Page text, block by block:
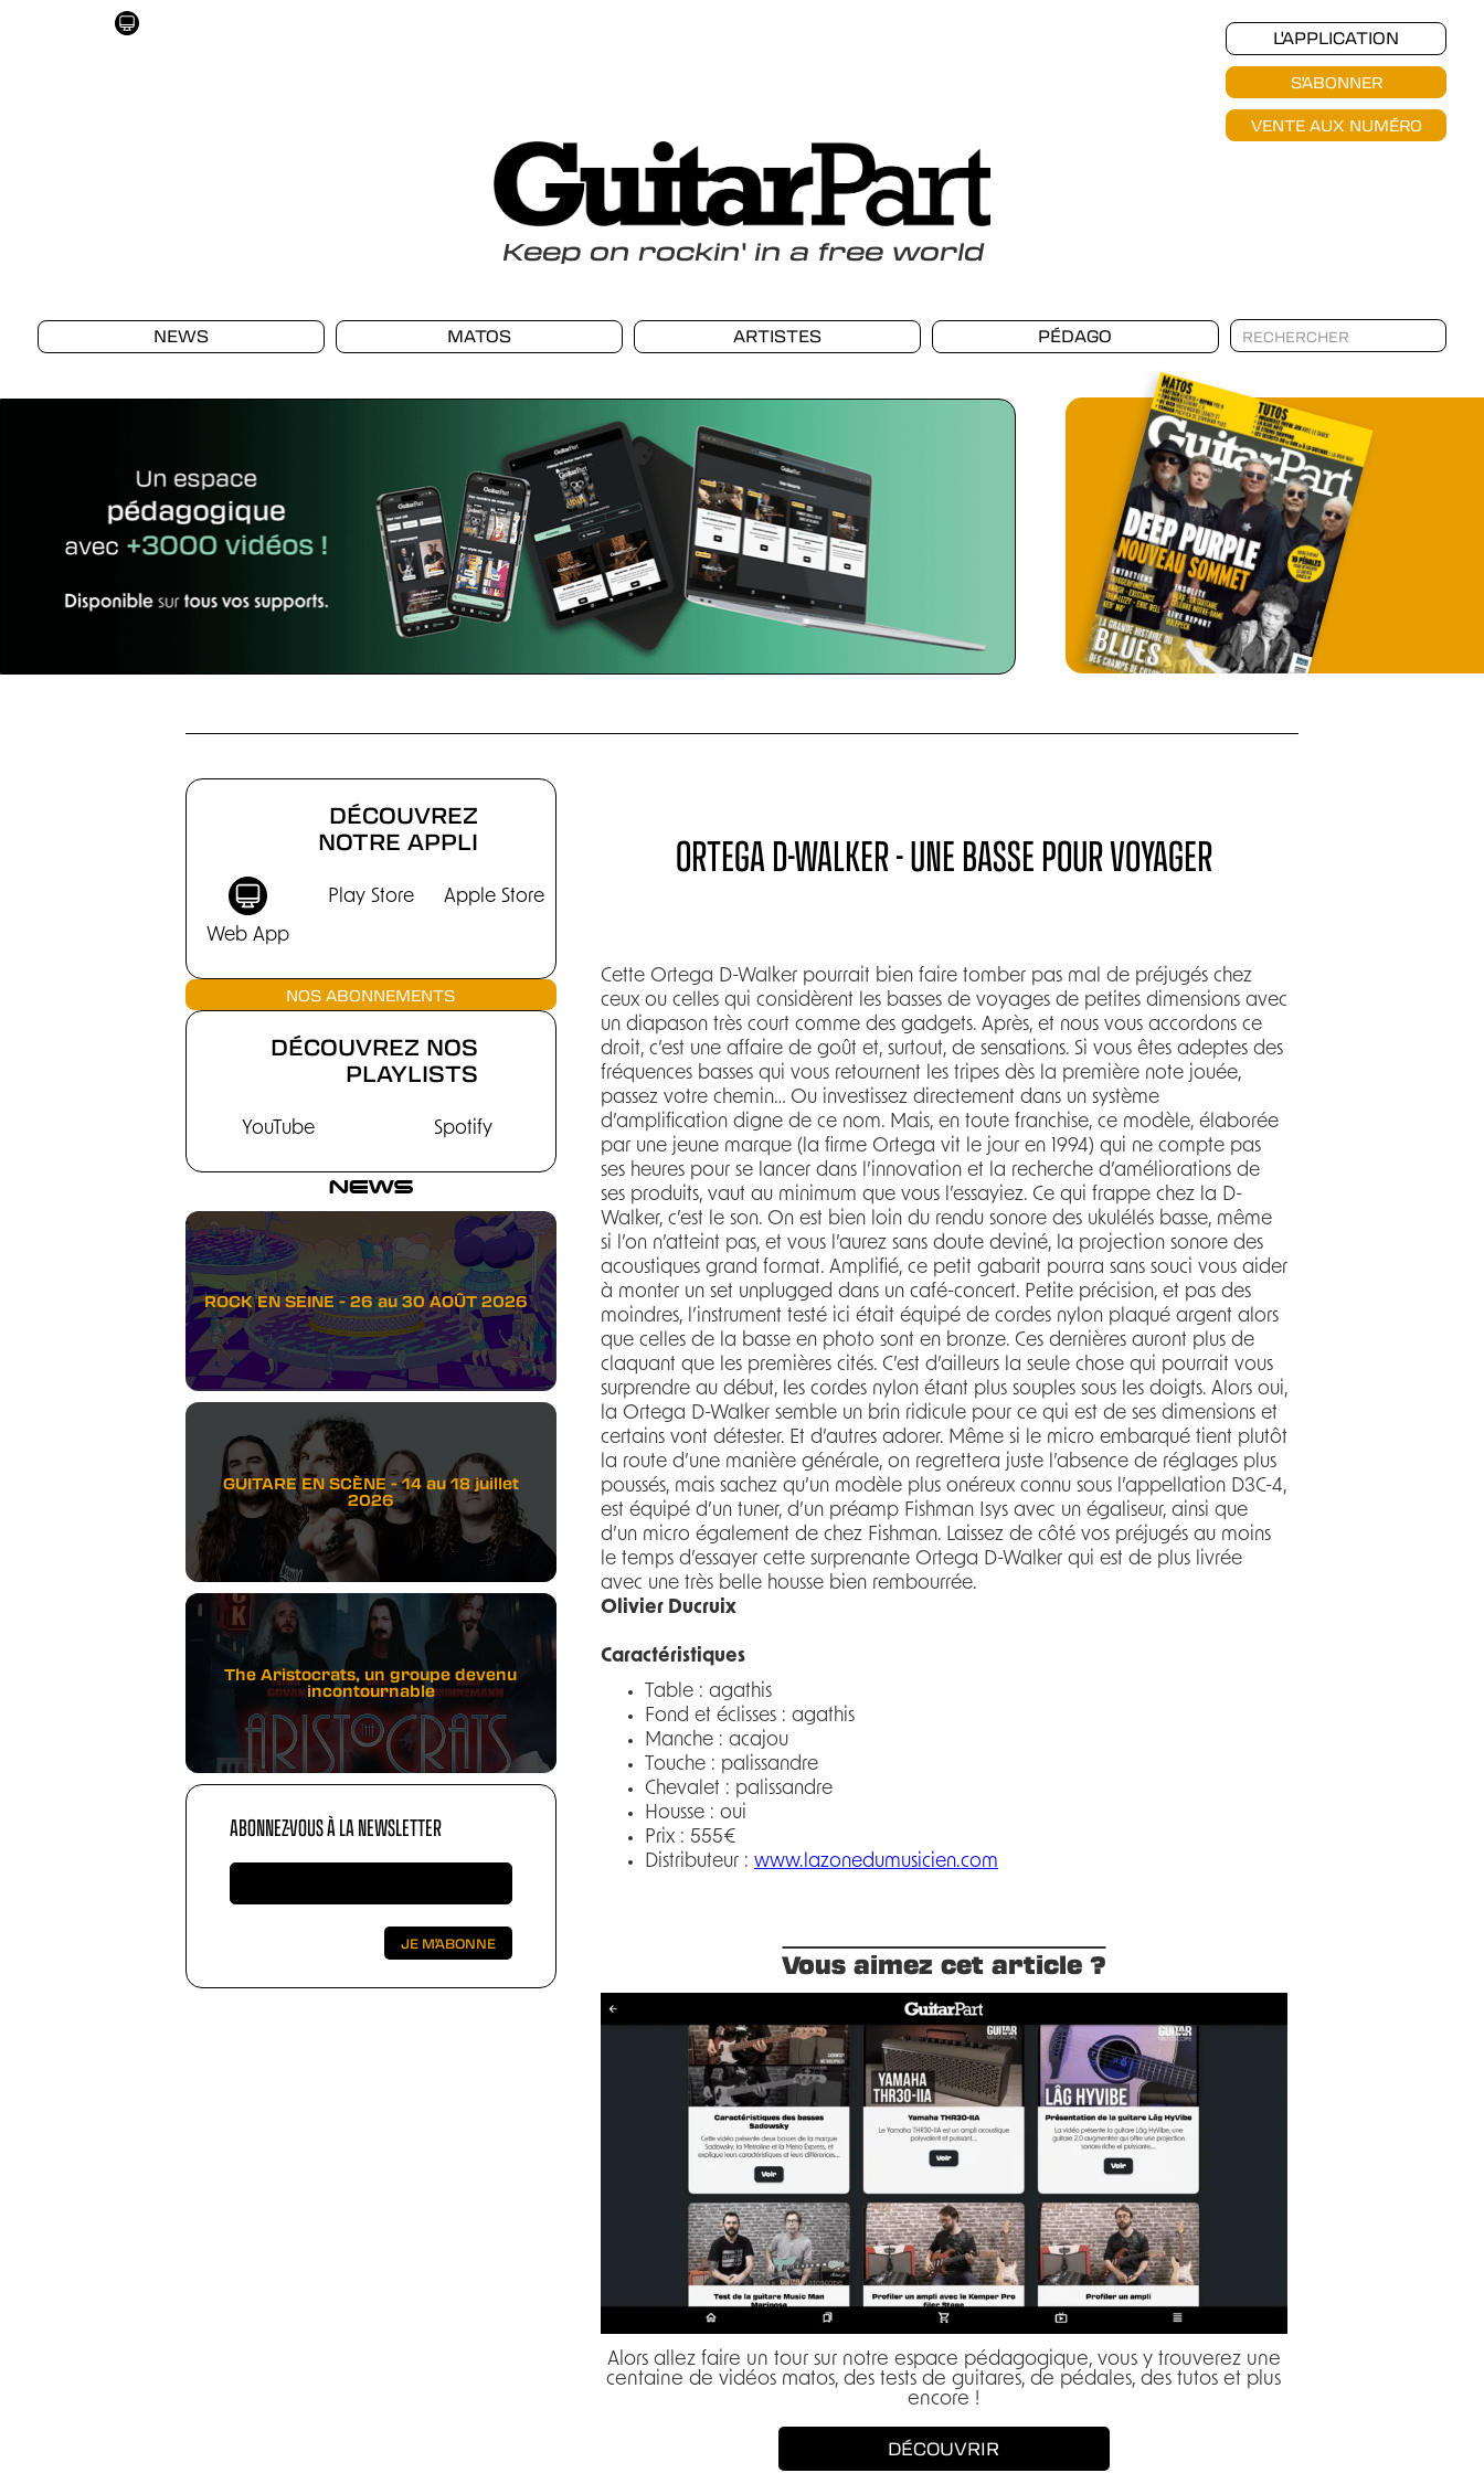
L'APPLICATION
S'ABONNER
VENTE AUX NUMÉRO
Keepon rockin' in a free world
NEWS MATOS ARTISTES PÉDAGO
BASSES
DÉCOUVREZ
NOTRE APPLI
Web App
Play Store Apple Store
NOS ABONNEMENTS
DÉCOUVREZ NOS
PLAYLISTS
YouTube Spotify
NEWS
ROCK EN SEINE - 26 au 30 AOÛT 2026
GUITARE EN SCÈNE - 14 au 18 juillet
2026
The Aristocrats, un groupe devenu
incontournable
ABONNEZ-VOUS À LA NEWSLETTER
ORTEGA D-WALKER - UNE BASSE POUR VOYAGER
Cette Ortega D-Walker pourrait bien faire tomber pas mal de préjugés chez
ceux ou celles qui considèrent les basses de voyages de petites dimensions avec
un diapason très court comme des gadgets. Après, et nous vous accordons ce
droit, c’est une affaire de goût et, surtout, de sensations. Si vous êtes adeptes des
fréquences basses qui vous retournent les tripes dès la première note jouée,
passez votre chemin… Ou investissez directement dans un système
d’amplification digne de ce nom. Mais, en toute franchise, ce modèle, élaborée
par une jeune marque (la firme Ortega vit le jour en 1994) qui ne compte pas
ses heures pour se lancer dans l’innovation et la recherche d’améliorations de
ses produits, vaut au minimum que vous l’essayiez. Ce qui frappe chez la D-
Walker, c’est le son. On est bien loin du rendu sonore des ukulélés basse, même
si l’on n’atteint pas, et vous l’aurez sans doute deviné, la projection sonore des
acoustiques grand format. Amplifié, ce petit gabarit pourra sans souci vous aider
à monter un set unplugged dans un café-concert. Petite précision, et pas des
moindres, l’instrument testé ici était équipé de cordes nylon plaqué argent alors
que celles de la basse en photo sont en bronze. Ces dernières auront plus de
claquant que les premières cités. C’est d’ailleurs la seule chose qui pourrait vous
surprendre au début, les cordes nylon étant plus souples sous les doigts. Alors oui,
la Ortega D-Walker semble un brin ridicule pour ce qui est de ses dimensions et
certains vont détester. Et d’autres adorer. Même si le micro embarqué tient plutôt
la route d’une manière générale, on regrettera juste l’absence de réglages plus
poussés, mais sachez qu’un modèle plus onéreux connu sous l’appellation D3C-4,
est équipé d’un tuner, d’un préamp Fishman Isys avec un égaliseur, ainsi que
d’un micro également de chez Fishman. Laissez de côté vos préjugés au moins
le temps d’essayer cette surprenante Ortega D-Walker qui est de plus livrée
avec une très belle housse bien rembourrée.
Olivier Ducruix
Caractéristiques
Table : agathis
Fond et éclisses : agathis
Manche : acajou
Touche : palissandre
Chevalet : palissandre
Housse : oui
Prix : 555€
Distributeur : www.lazonedumusicien.com
Vous aimez cet article ?
Alors allez faire un tour sur notre espace pédagogique, vous y trouverez une
centaine de vidéos matos, des tests de guitares, de pédales, des tutos et plus
encore !
DÉCOUVRIR